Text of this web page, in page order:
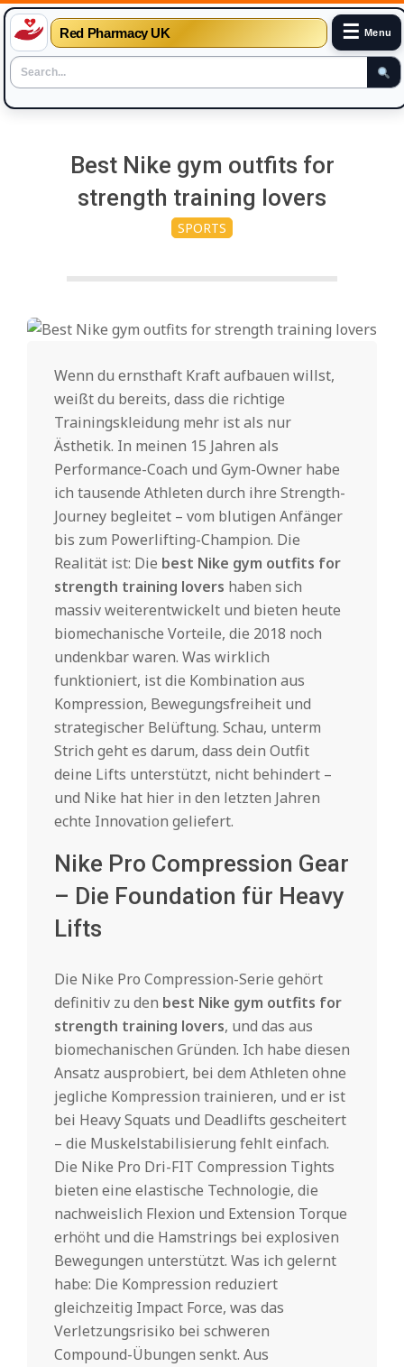
Red Pharmacy UK ☰ Menu
Best Nike gym outfits for
strength training lovers
SPORTS
Wenn du ernsthaft Kraft aufbauen willst,
weißt du bereits, dass die richtige
Trainingskleidung mehr ist als nur
Ästhetik. In meinen 15 Jahren als
Performance-Coach und Gym-Owner habe
ich tausende Athleten durch ihre Strength-
Journey begleitet – vom blutigen Anfänger
bis zum Powerlifting-Champion. Die
Realität ist: Die best Nike gym outfits for
strength training lovers haben sich
massiv weiterentwickelt und bieten heute
biomechanische Vorteile, die 2018 noch
undenkbar waren. Was wirklich
funktioniert, ist die Kombination aus
Kompression, Bewegungsfreiheit und
strategischer Belüftung. Schau, unterm
Strich geht es darum, dass dein Outfit
deine Lifts unterstützt, nicht behindert –
und Nike hat hier in den letzten Jahren
echte Innovation geliefert.
Nike Pro Compression Gear
– Die Foundation für Heavy
Lifts
Die Nike Pro Compression-Serie gehört
definitiv zu den best Nike gym outfits for
strength training lovers, und das aus
biomechanischen Gründen. Ich habe diesen
Ansatz ausprobiert, bei dem Athleten ohne
jegliche Kompression trainieren, und er ist
bei Heavy Squats und Deadlifts gescheitert
– die Muskelstabilisierung fehlt einfach.
Die Nike Pro Dri-FIT Compression Tights
bieten eine elastische Technologie, die
nachweislich Flexion und Extension Torque
erhöht und die Hamstrings bei explosiven
Bewegungen unterstützt. Was ich gelernt
habe: Die Kompression reduziert
gleichzeitig Impact Force, was das
Verletzungsrisiko bei schweren
Compound-Übungen senkt. Aus